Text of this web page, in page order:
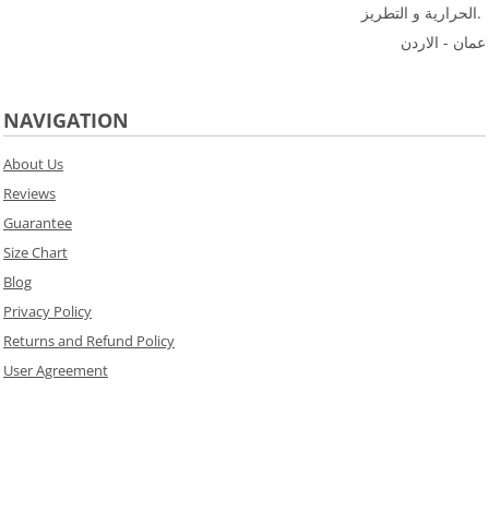
الحرارية و التطريز.
عمان - الاردن
NAVIGATION
About Us
Reviews
Guarantee
Size Chart
Blog
Privacy Policy
Returns and Refund Policy
User Agreement